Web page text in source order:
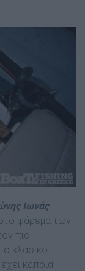
Ιωνάς
ψάρεμα των
πιο
κλασικό
κάποια